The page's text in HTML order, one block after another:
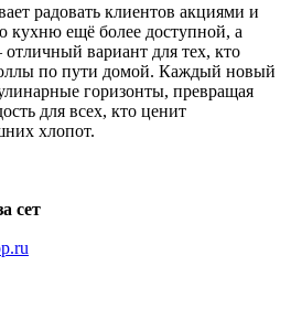
радовать клиентов акциями и
кухню ещё более доступной, а
вариант для тех, кто
по пути домой. Каждый новый
горизонты, превращая
для всех, кто ценит
хлопот.
сет